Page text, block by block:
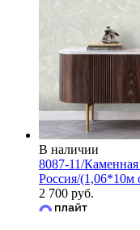
В наличии
8087-11/
Россия/(1,06*10м
2 700 руб.